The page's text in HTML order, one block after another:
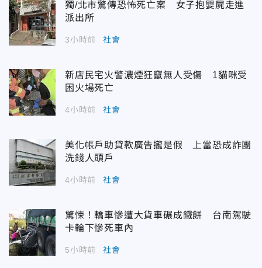
獨/北市驚傳恐怖死亡案 女子抱嬰屍走進
派出所
3小時前 社會
新店民宅火警濃煙狂竄無人受傷 1貓咪受
困火場死亡
4小時前 社會
美化帳戶助貸款廣告攏是假 上當恐成詐團
洗錢人頭戶
4小時前 社會
驚悚！轎車慘遭大貨車碾成鐵餅 台南駕駛
卡輪下慘死車內
5小時前 社會